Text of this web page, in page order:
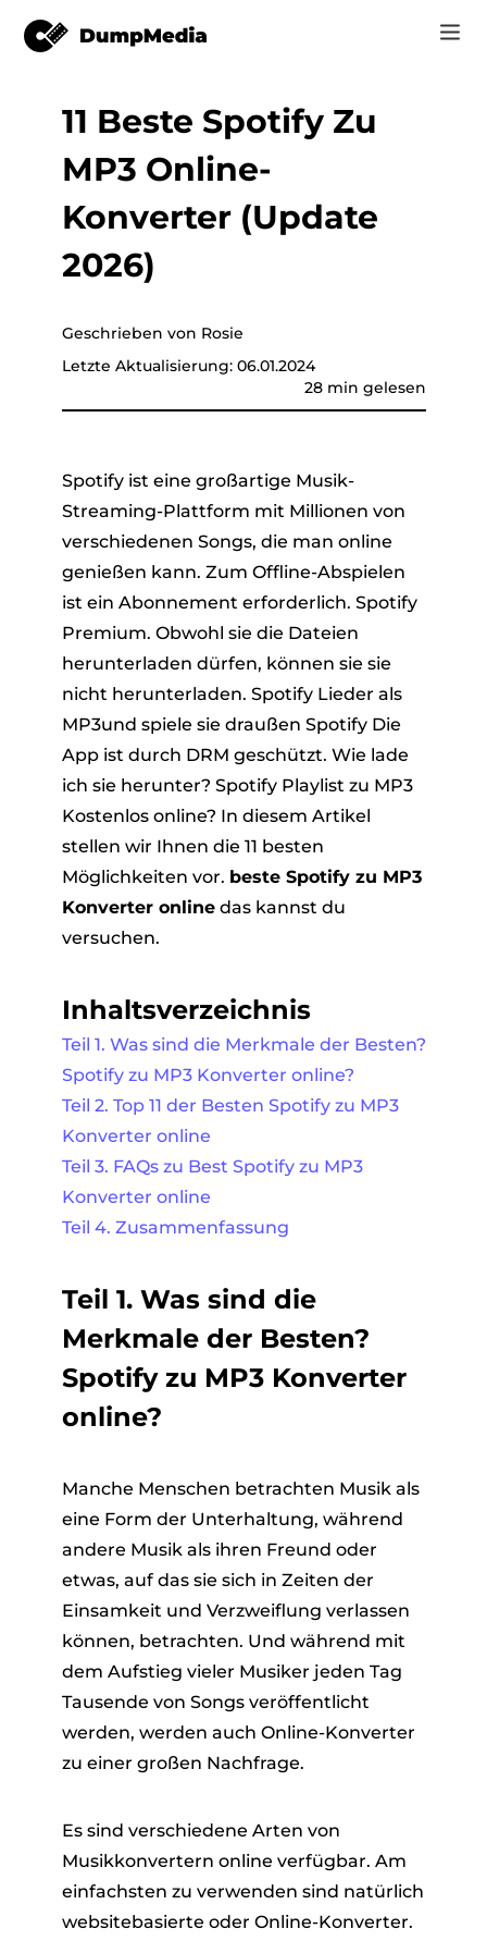
Musik
Video
Online-Tools
Spotify zu mp3
Suno zu MP3
Shop
Unterstützung
Anmelden
Jetzt registrieren
11 Beste Spotify Zu
MP3 Online-
Konverter (Update
2026)
Geschrieben von Rosie
Letzte Aktualisierung: 06.01.2024
28 min gelesen
Spotify ist eine großartige Musik-
Streaming-Plattform mit Millionen von
verschiedenen Songs, die man online
genießen kann. Zum Offline-Abspielen
ist ein Abonnement erforderlich. Spotify
Premium. Obwohl sie die Dateien
herunterladen dürfen, können sie sie
nicht herunterladen. Spotify Lieder als
MP3und spiele sie draußen Spotify Die
App ist durch DRM geschützt. Wie lade
ich sie herunter? Spotify Playlist zu MP3
Kostenlos online? In diesem Artikel
stellen wir Ihnen die 11 besten
Möglichkeiten vor. beste Spotify zu MP3
Konverter onlinedas kannst du
versuchen.
Inhaltsverzeichnis
Teil 1. Was sind die Merkmale der Besten?
Spotify zu MP3 Konverter online?
Teil 2. Top 11 der Besten Spotify zu MP3
Konverter online
Teil 3. FAQs zu Best Spotify zu MP3
Konverter online
Teil 4. Zusammenfassung
Teil 1. Was sind die
Merkmale der Besten?
Spotify zu MP3 Konverter
online?
Manche Menschen betrachten Musik als
eine Form der Unterhaltung, während
andere Musik als ihren Freund oder
etwas, auf das sie sich in Zeiten der
Einsamkeit und Verzweiflung verlassen
können, betrachten. Und während mit
dem Aufstieg vieler Musiker jeden Tag
Tausende von Songs veröffentlicht
werden, werden auch Online-Konverter
zu einer großen Nachfrage.
Es sind verschiedene Arten von
Musikkonvertern online verfügbar. Am
einfachsten zu verwenden sind natürlich
websitebasierte oder Online-Konverter.